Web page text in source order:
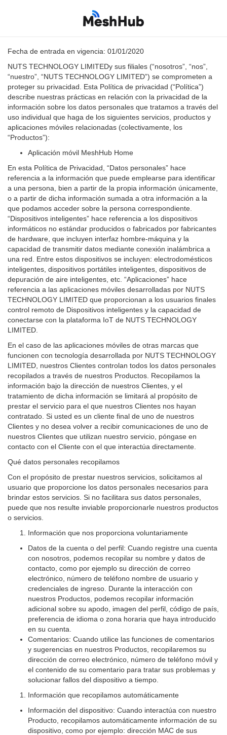
MeshHub Mobile Privacy Policy
Fecha de entrada en vigencia: 01/01/2020
NUTS TECHNOLOGY LIMITEDy sus filiales (“nosotros”, “nos”,
“nuestro”, “NUTS TECHNOLOGY LIMITED”) se comprometen a
proteger su privacidad. Esta Política de privacidad (“Política”)
describe nuestras prácticas en relación con la privacidad de la
información sobre los datos personales que tratamos a través del
uso individual que haga de los siguientes servicios, productos y
aplicaciones móviles relacionadas (colectivamente, los
“Productos”):
Aplicación móvil MeshHub Home
En esta Política de Privacidad, “Datos personales” hace
referencia a la información que puede emplearse para identificar
a una persona, bien a partir de la propia información únicamente,
o a partir de dicha información sumada a otra información a la
que podamos acceder sobre la persona correspondiente.
“Dispositivos inteligentes” hace referencia a los dispositivos
informáticos no estándar producidos o fabricados por fabricantes
de hardware, que incluyen interfaz hombre-máquina y la
capacidad de transmitir datos mediante conexión inalámbrica a
una red. Entre estos dispositivos se incluyen: electrodomésticos
inteligentes, dispositivos portátiles inteligentes, dispositivos de
depuración de aire inteligentes, etc. “Aplicaciones” hace
referencia a las aplicaciones móviles desarrolladas por NUTS
TECHNOLOGY LIMITED que proporcionan a los usuarios finales
control remoto de Dispositivos inteligentes y la capacidad de
conectarse con la plataforma IoT de NUTS TECHNOLOGY
LIMITED.
En el caso de las aplicaciones móviles de otras marcas que
funcionen con tecnología desarrollada por NUTS TECHNOLOGY
LIMITED, nuestros Clientes controlan todos los datos personales
recopilados a través de nuestros Productos. Recopilamos la
información bajo la dirección de nuestros Clientes, y el
tratamiento de dicha información se limitará al propósito de
prestar el servicio para el que nuestros Clientes nos hayan
contratado. Si usted es un cliente final de uno de nuestros
Clientes y no desea volver a recibir comunicaciones de uno de
nuestros Clientes que utilizan nuestro servicio, póngase en
contacto con el Cliente con el que interactúa directamente.
Qué datos personales recopilamos
Con el propósito de prestar nuestros servicios, solicitamos al
usuario que proporcione los datos personales necesarios para
brindar estos servicios. Si no facilitara sus datos personales,
puede que nos resulte inviable proporcionarle nuestros productos
o servicios.
Información que nos proporciona voluntariamente
Datos de la cuenta o del perfil: Cuando registre una cuenta
con nosotros, podemos recopilar su nombre y datos de
contacto, como por ejemplo su dirección de correo
electrónico, número de teléfono nombre de usuario y
credenciales de ingreso. Durante la interacción con
nuestros Productos, podemos recopilar información
adicional sobre su apodo, imagen del perfil, código de país,
preferencia de idioma o zona horaria que haya introducido
en su cuenta.
Comentarios: Cuando utilice las funciones de comentarios
y sugerencias en nuestros Productos, recopilaremos su
dirección de correo electrónico, número de teléfono móvil y
el contenido de su comentario para tratar sus problemas y
solucionar fallos del dispositivo a tiempo.
Información que recopilamos automáticamente
Información del dispositivo: Cuando interactúa con nuestro
Producto, recopilamos automáticamente información de su
dispositivo, como por ejemplo: dirección MAC de sus